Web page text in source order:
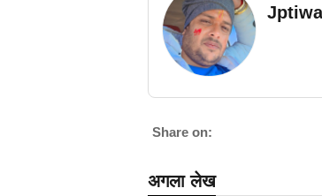
Share on:
अगला लेख